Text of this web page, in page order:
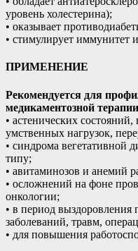
уровень холестерина);
• оказывает
• стимулирует иммунитет
ПРИМЕНЕНИЕ
Рекомендуется для
медикаментозной
• астенических
умственных нагрузок,
• синдрома вегетативной
типу;
• авитаминозов и анемий
• осложнений на фоне
онкологии;
• в период
заболеваний, травм,
• для повышения